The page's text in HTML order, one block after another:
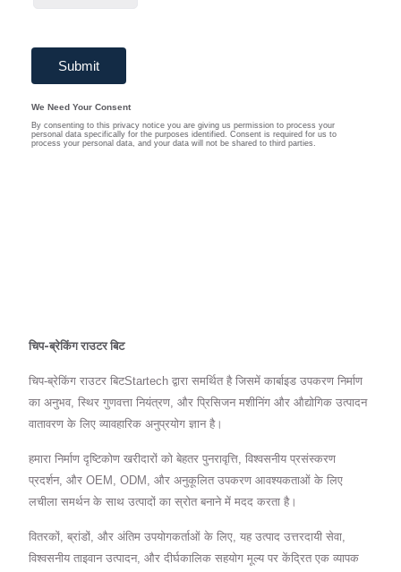
चिप-ब्रेकिंग राउटर बिट
चिप-ब्रेकिंग राउटर बिटStartech द्वारा समर्थित है जिसमें कार्बाइड उपकरण निर्माण
का अनुभव, स्थिर गुणवत्ता नियंत्रण, और प्रिसिजन मशीनिंग और औद्योगिक उत्पादन
वातावरण के लिए व्यावहारिक अनुप्रयोग ज्ञान है।
हमारा निर्माण दृष्टिकोण खरीदारों को बेहतर पुनरावृत्ति, विश्वसनीय प्रसंस्करण
प्रदर्शन, और OEM, ODM, और अनुकूलित उपकरण आवश्यकताओं के लिए
लचीला समर्थन के साथ उत्पादों का स्रोत बनाने में मदद करता है।
वितरकों, ब्रांडों, और अंतिम उपयोगकर्ताओं के लिए, यह उत्पाद उत्तरदायी सेवा,
विश्वसनीय ताइवान उत्पादन, और दीर्घकालिक सहयोग मूल्य पर केंद्रित एक व्यापक